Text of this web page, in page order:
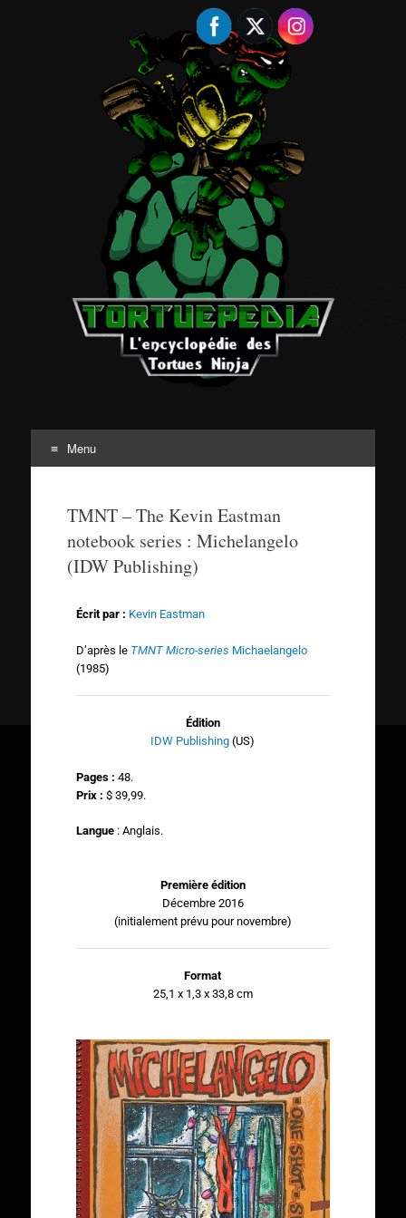
Menu
TMNT – The Kevin Eastman
notebook series : Michelangelo
(IDW Publishing)
Écrit par : Kevin Eastman
D’après le TMNT Micro-series Michaelangelo
(1985)
Édition
IDW Publishing (US)
Pages : 48.
Prix : $ 39,99.
Langue: Anglais.
Première édition
Décembre 2016
(initialement prévu pour novembre)
Format
25,1 x 1,3 x 33,8 cm